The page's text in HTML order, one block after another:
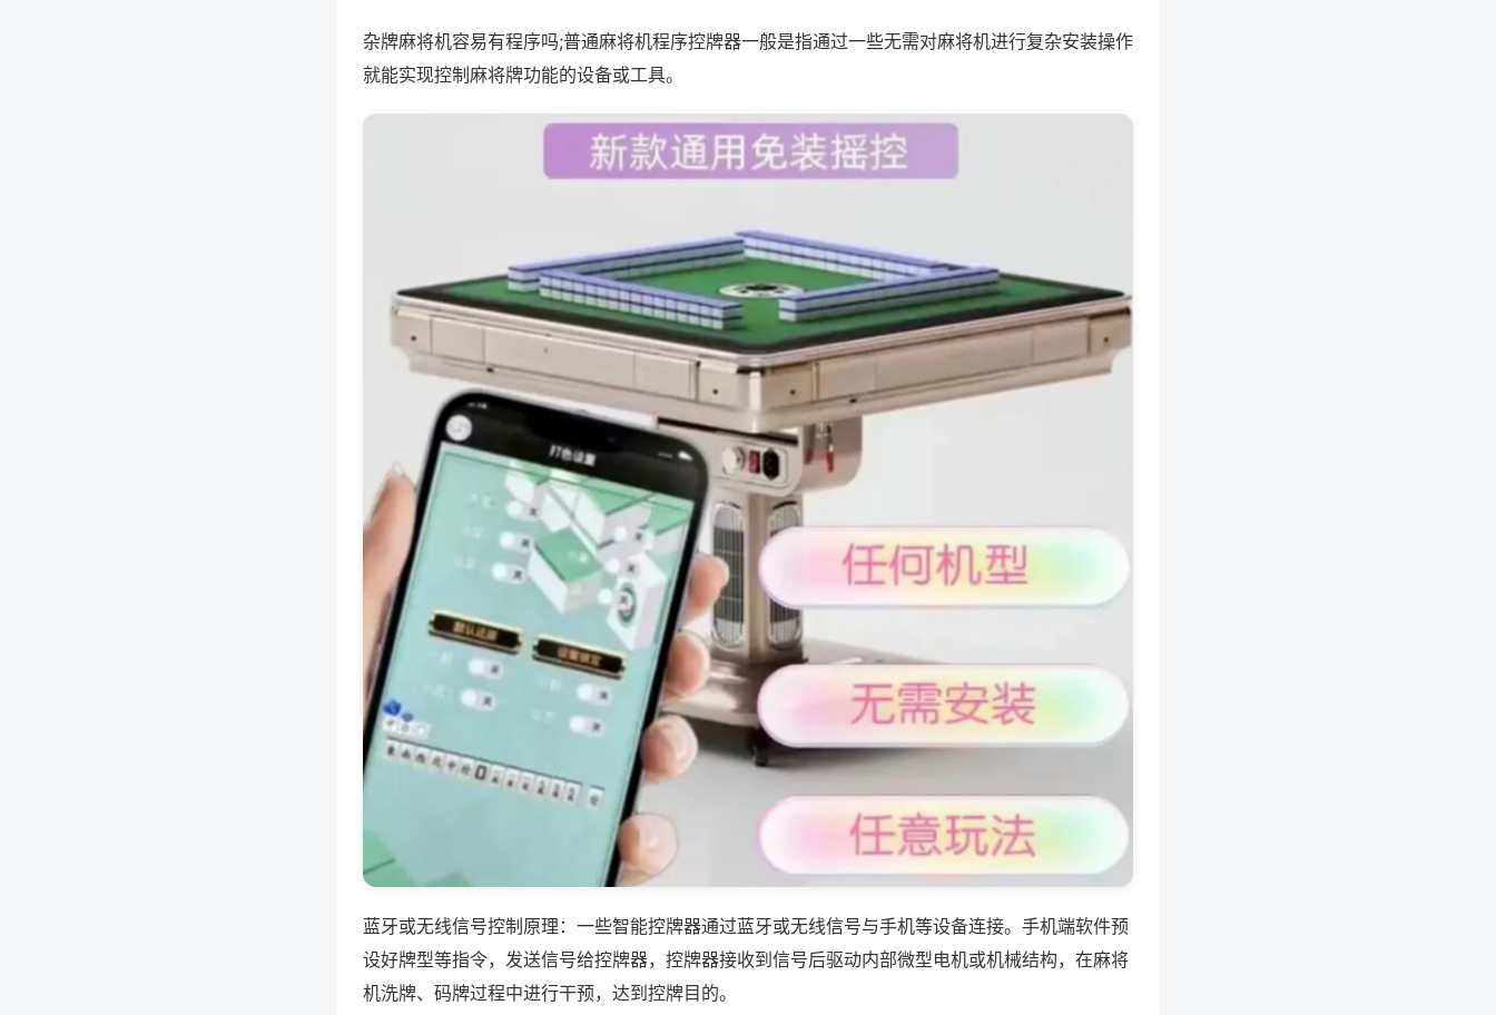
杂牌麻将机容易有程序吗;普通麻将机程序控牌器一般是指通过一些无需对麻将机进行复杂安装操作
就能实现控制麻将牌功能的设备或工具。
蓝牙或无线信号控制原理：一些智能控牌器通过蓝牙或无线信号与手机等设备连接。手机端软件预
设好牌型等指令，发送信号给控牌器，控牌器接收到信号后驱动内部微型电机或机械结构，在麻将
机洗牌、码牌过程中进行干预，达到控牌目的。